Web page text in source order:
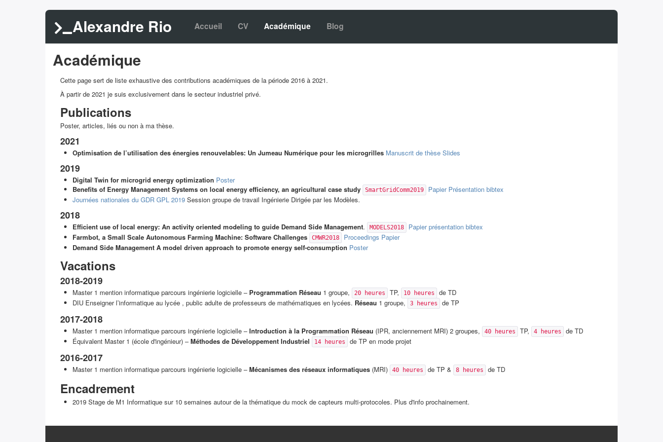
Alexandre Rio Accueil CV Académique Blog
Académique
Cette page sert de liste exhaustive des contributions académiques de la période 2016 à 2021.
À partir de 2021 je suis exclusivement dans le secteur industriel privé.
Publications
Poster, articles, liés ou non à ma thèse.
2021
Optimisation de l’utilisation des énergies renouvelables: Un Jumeau Numérique pour les microgrilles Manuscrit de thèse Slides
2019
Digital Twin for microgrid energy optimization Poster
Benefits of Energy Management Systems on local energy efficiency, an agricultural case study
SmartGridComm2019 Papier Présentation bibtex
Journées nationales du GDR GPL 2019 Session groupe de travail Ingénierie Dirigée par les Modèles.
2018
Efficient use of local energy: An activity oriented modeling to guide Demand Side Management. MODELS2018 Papier présentation bibtex
Farmbot, a Small Scale Autonomous Farming Machine: Software Challenges
CMWR2018 Proceedings Papier
Demand Side Management A model driven approach to promote energy self-consumption Poster
Vacations
2018-2019
Master 1 mention informatique parcours ingénierie logicielle – Programmation Réseau 1 groupe, 20 heures TP, 10 heures
de TD
DIU Enseigner l’informatique au lycée , public adulte de professeurs de mathématiques en lycées. Réseau 1 groupe, 3 heures de TP
2017-2018
Master 1 mention informatique parcours ingénierie logicielle –Introduction à la Programmation Réseau (IPR, anciennement MRI) 2 groupes, 40 heures TP, 4 heures
de TD
Équivalent Master 1 (école d'ingénieur) –Méthodes de Développement Industriel 14 heures de TP en mode projet
2016-2017
Master 1 mention informatique parcours ingénierie logicielle –Mécanismes des réseaux informatiques (MRI) 40 heures de TP & 8 heures de TD
Encadrement
2019 Stage de M1 Informatique sur 10 semaines autour de la thématique du mock de capteurs multi-protocoles. Plus d'info prochainement.